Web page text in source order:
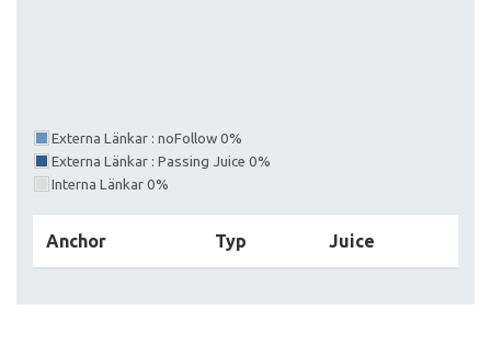
Externa Länkar : noFollow 0%
Externa Länkar : Passing Juice 0%
Interna Länkar 0%
Anchor Typ Juice